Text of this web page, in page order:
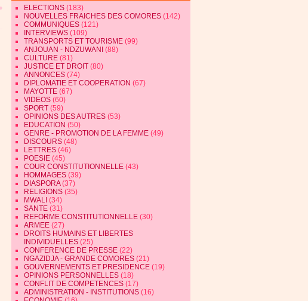
ELECTIONS (183)
NOUVELLES FRAICHES DES COMORES (142)
COMMUNIQUES (121)
INTERVIEWS (109)
TRANSPORTS ET TOURISME (99)
ANJOUAN - NDZUWANI (88)
CULTURE (81)
JUSTICE ET DROIT (80)
ANNONCES (74)
DIPLOMATIE ET COOPERATION (67)
MAYOTTE (67)
VIDEOS (60)
SPORT (59)
OPINIONS DES AUTRES (53)
EDUCATION (50)
GENRE - PROMOTION DE LA FEMME (49)
DISCOURS (48)
LETTRES (46)
POESIE (45)
COUR CONSTITUTIONNELLE (43)
HOMMAGES (39)
DIASPORA(37)
RELIGIONS (35)
MWALI (34)
SANTE (31)
REFORME CONSTITUTIONNELLE (30)
ARMEE (27)
DROITS HUMAINS ET LIBERTES
INDIVIDUELLES (25)
CONFERENCE DE PRESSE (22)
NGAZIDJA - GRANDE COMORES (21)
GOUVERNEMENTS ET PRESIDENCE (19)
OPINIONS PERSONNELLES (18)
CONFLIT DE COMPETENCES (17)
ADMINISTRATION - INSTITUTIONS (16)